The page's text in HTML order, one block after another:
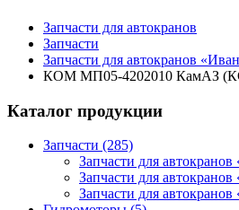
Запчасти для автокранов
Запчасти
Запчасти для автокранов
КОМ МП05-4202010 КамАЗ
Каталог продукции
Запчасти (285)
Запчасти для
Запчасти для
Запчасти для